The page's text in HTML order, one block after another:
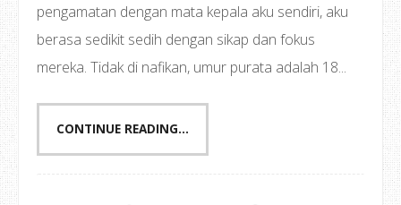
pengamatan dengan mata kepala aku sendiri, aku
berasa sedikit sedih dengan sikap dan fokus
mereka. Tidak di nafikan, umur purata adalah 18...
CONTINUE READING...